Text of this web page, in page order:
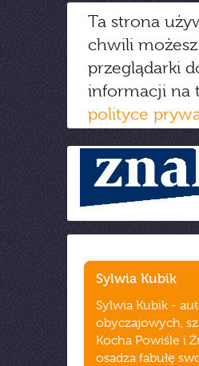
Ta strona
chwili
przeglądarki
informacji na
polityce
Sylwia Kubik
Sylwia Kubik -
obyczajowych,
Kocha Powiśle i
osadza fabułę